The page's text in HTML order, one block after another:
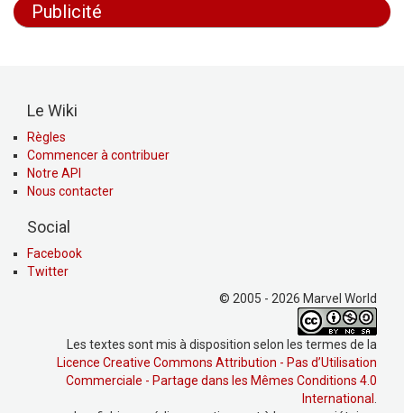
Publicité
Le Wiki
Règles
Commencer à contribuer
Notre API
Nous contacter
Social
Facebook
Twitter
© 2005 - 2026 Marvel World
Les textes sont mis à disposition selon les termes de la
Licence Creative Commons Attribution - Pas d’Utilisation
Commerciale - Partage dans les Mêmes Conditions 4.0
International .